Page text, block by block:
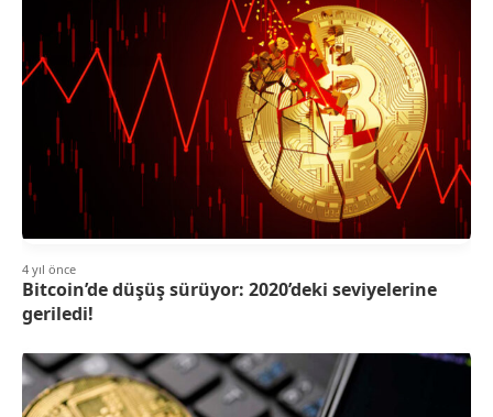
4 yıl önce
Bitcoin’de düşüş sürüyor: 2020’deki seviyelerine
geriledi!